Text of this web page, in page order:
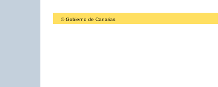
© Gobierno de Canarias